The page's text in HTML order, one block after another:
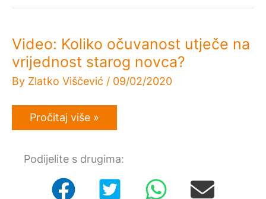
Video: Koliko očuvanost utječe na
vrijednost starog novca?
By Zlatko Viščević / 09/02/2020
Video:
Koliko
na
starog
novca?
Pročitaj više »
Podijelite s drugima: